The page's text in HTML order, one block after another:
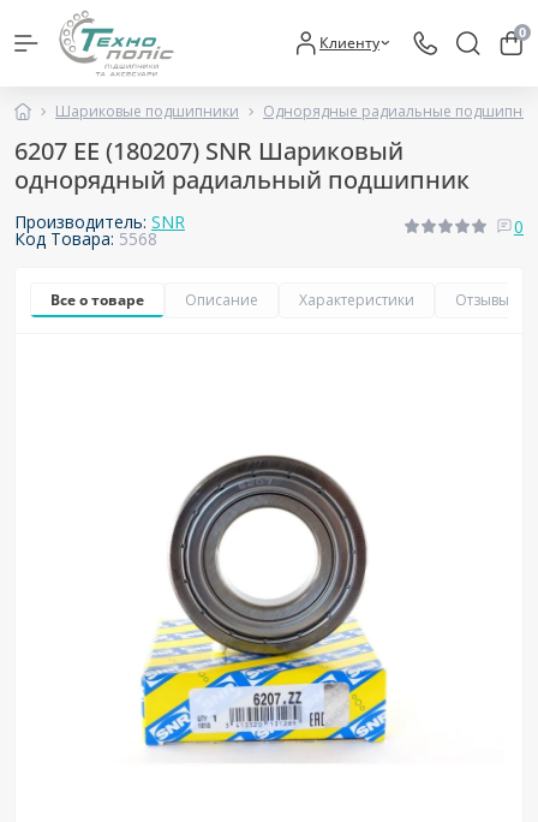
Клиенту 0
Шариковые подшипники Однорядные радиальные
6207 ЕЕ (180207) SNR Шариковый
однорядный радиальный подшипник
Производитель: SNR
Код Товара: 5568
0
Все о товаре Описание Характеристики Отзывы